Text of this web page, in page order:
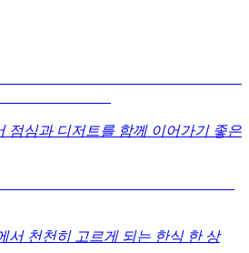
점심과 디저트를 함께 이어가기 좋은
서 천천히 고르게 되는 한식 한 상